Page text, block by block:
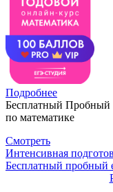
Подробнее
Бесплатный
по математике
Смотреть
Интенсивная
Бесплатный пробный